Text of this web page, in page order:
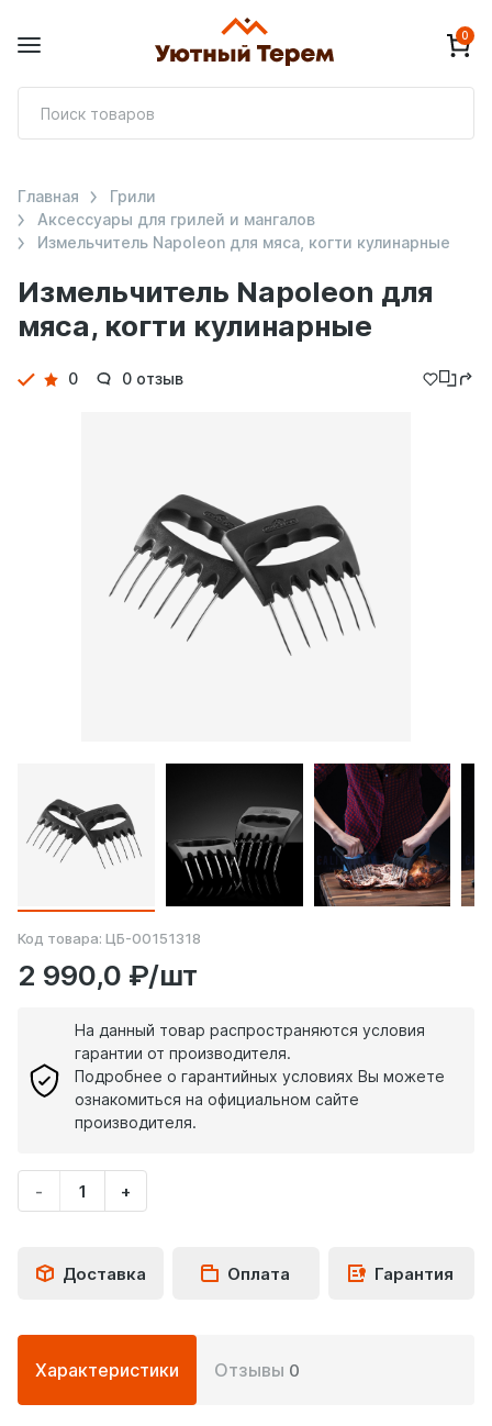
0
Измельчитель Napoleon для
мяса, когти кулинарные
Главная
Грили
Аксессуары для грилей и мангалов
Измельчитель Napoleon для мяса, когти кулинарные
Детали
0 0 отзыв
Код товара: ЦБ-00151318
2 990,0 ₽/шт
На данный товар распространяются условия
гарантии от производителя.
Подробнее о гарантийных условиях Вы можете
ознакомиться на официальном сайте
производителя.
-
Укажите
количество
+
Доставка Оплата Гарантия
Подробная
информация
о
Характеристики Отзывы 0